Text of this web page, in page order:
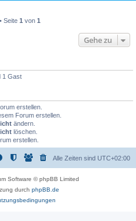
Seite 1 von 1
Gehe zu
1 Gast
erstellen.
Forum erstellen.
ändern.
löschen.
erstellen.
Alle Zeiten sind UTC+02:00
Software © phpBB Limited
durch phpBB.de